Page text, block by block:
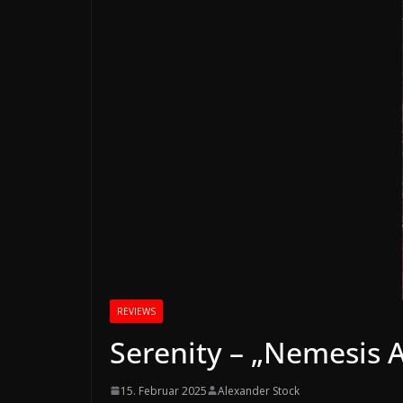
REVIEWS
Serenity – „Nemesis
15. Februar 2025 Alexander Stock